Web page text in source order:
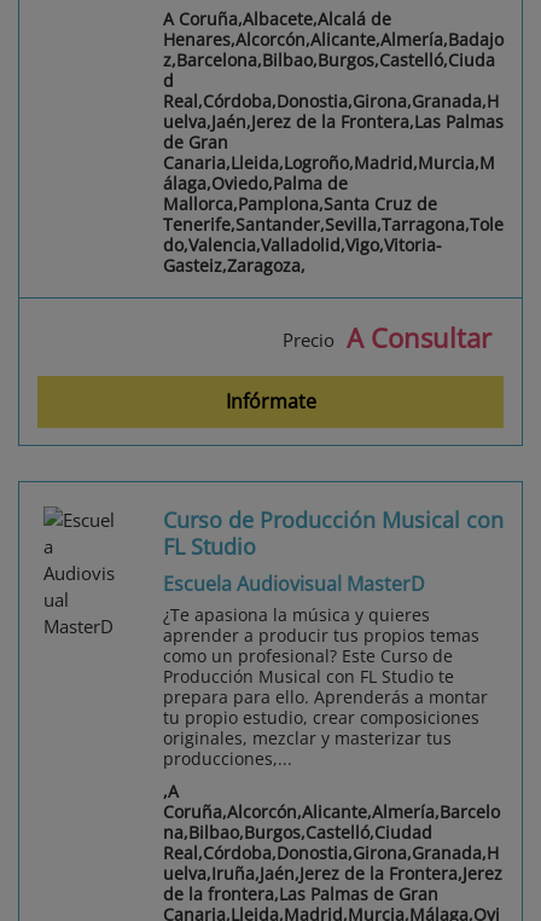
A Coruña,Albacete,Alcalá de
Henares,Alcorcón,Alicante,Almería,Badajo
z,Barcelona,Bilbao,Burgos,Castelló,Ciuda
d
Real,Córdoba,Donostia,Girona,Granada,H
uelva,Jaén,Jerez de la Frontera,Las Palmas
de Gran
Canaria,Lleida,Logroño,Madrid,Murcia,M
álaga,Oviedo,Palma de
Mallorca,Pamplona,Santa Cruz de
Tenerife,Santander,Sevilla,Tarragona,Tole
do,Valencia,Valladolid,Vigo,Vitoria-
Gasteiz,Zaragoza,
Precio A Consultar
Infórmate
Curso de Producción Musical con
FL Studio
Escuela Audiovisual MasterD
¿Te apasiona la música y quieres
aprender a producir tus propios temas
como un profesional? Este Curso de
Producción Musical con FL Studio te
prepara para ello. Aprenderás a montar
tu propio estudio, crear composiciones
originales, mezclar y masterizar tus
producciones,...
,A
Coruña,Alcorcón,Alicante,Almería,Barcelo
na,Bilbao,Burgos,Castelló,Ciudad
Real,Córdoba,Donostia,Girona,Granada,H
uelva,Iruña,Jaén,Jerez de la Frontera,Jerez
de la frontera,Las Palmas de Gran
Canaria,Lleida,Madrid,Murcia,Málaga,Ovi